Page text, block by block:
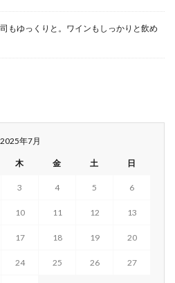
もゆっくりと。ワインもしっかりと飲め
2025年7月
木 金 土 日
3 4 5 6
10 11 12 13
17 18 19 20
24 25 26 27